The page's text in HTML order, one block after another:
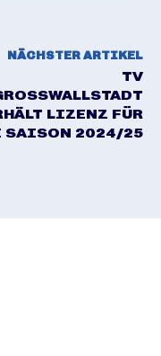
NÄCHSTER ARTIKEL
TV
E
LIZENZ FÜR D
2024/25